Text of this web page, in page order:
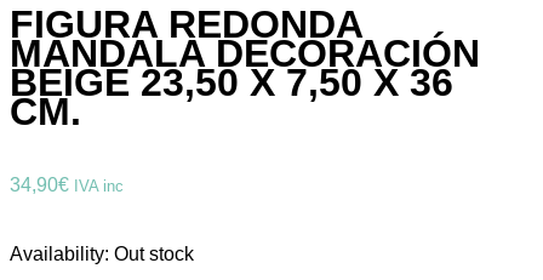
FIGURA REDONDA
MANDALA DECORACIÓN
BEIGE 23,50 X 7,50 X 36
CM.
34,90€ IVA inc
Availability: Out stock